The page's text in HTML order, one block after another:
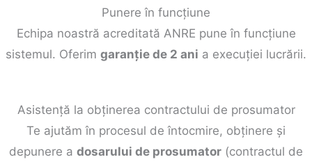
Punere în funcțiune
Echipa noastră acreditată ANRE pune în funcțiune
sistemul. Oferim garanție de 2 ani a execuției lucrării.
Asistență la obținerea contractului de prosumator
Te ajutăm în procesul de întocmire, obținere și
depunere a dosarului de prosumator (contractul de